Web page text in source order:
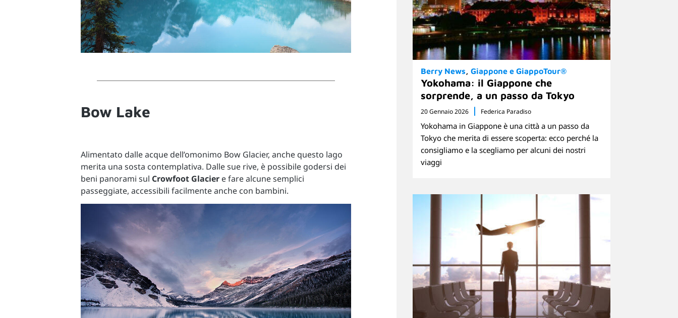
Bow Lake
Alimentato dalle acque dell’omonimo Bow Glacier, anche questo lago
merita una sosta contemplativa. Dalle sue rive, è possibile godersi dei
beni panorami sul Crowfoot Glacier e fare alcune semplici
passeggiate, accessibili facilmente anche con bambini.
Berry News Giappone e GiappoTour®
Yokohama: il Giappone che
sorprende, a un passo da Tokyo
20 Gennaio 2026 Federica Paradiso
Yokohama in Giappone è una città a un passo da
Tokyo che merita di essere scoperta: ecco perché la
consigliamo e la scegliamo per alcuni dei nostri
viaggi